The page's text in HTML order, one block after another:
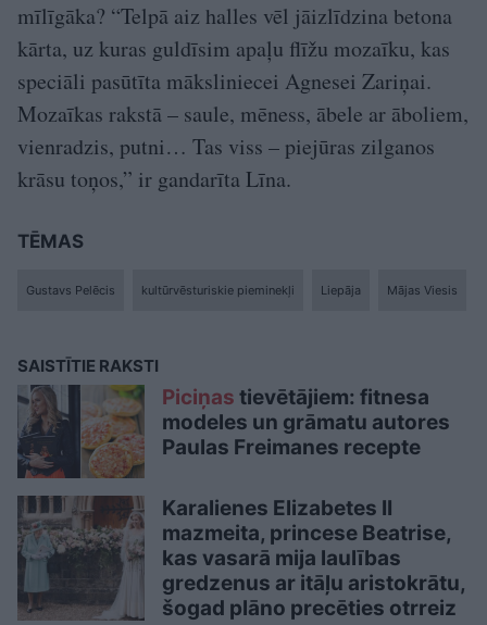
mīlīgāka? “Telpā aiz halles vēl jāizlīdzina betona
kārta, uz kuras guldīsim apaļu flīžu mozaīku, kas
speciāli pasūtīta māksliniecei Agnesei Zariņai.
Mozaīkas rakstā – saule, mēness, ābele ar āboliem,
vienradzis, putni… Tas viss – piejūras zilganos
krāsu toņos,” ir gandarīta Līna.
TĒMAS
Gustavs Pelēcis kultūrvēsturiskie pieminekļi Liepāja Mājas Viesis
SAISTĪTIE RAKSTI
Piciņas tievētājiem: fitnesa
modeles un grāmatu autores
Paulas Freimanes recepte
Karalienes Elizabetes II
mazmeita, princese Beatrise,
kas vasarā mija laulības
gredzenus ar itāļu aristokrātu,
šogad plāno precēties otrreiz